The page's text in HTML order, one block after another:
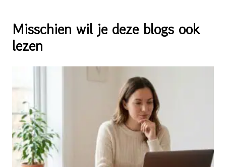
Misschien wil je deze blogs ook
lezen